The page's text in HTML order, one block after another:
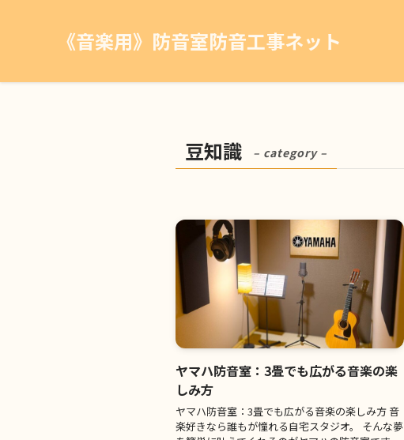
《音楽用》防音室防音工事ネット
豆知識 – category –
ヤマハ防音室：3畳でも広がる音楽の楽
しみ方
ヤマハ防音室：3畳でも広がる音楽の楽しみ方 音
楽好きなら誰もが憧れる自宅スタジオ。 そんな夢